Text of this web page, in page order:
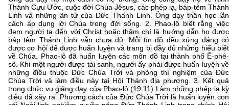
Thánh Cựu Ước, cuộc đời Chúa Jêsus, các phép lạ, báp-têm Thánh
Linh và những ân tứ của Đức Thánh Linh. Ông dạy thần học lẫn
cách áp dụng lời Chúa trong đời sống. 2. Phao-lô biết rằng việc
đem người ta đến với Christ hoặc thậm chí là hướng dẫn họ được
báp têm Thánh Linh vẫn chưa đủ. Mỗi tín đồ đều xứng đáng có
được cơ hội để được huấn luyện và trang bị đầy đủ những hiểu biết
về Chúa. Phao-lô đã huấn luyện các môn đồ tại thành phố Ê-phê-
sô. Khi một người được tái sanh, người ấy phải được huấn luyện về
những điều thuộc Đức Chúa Trời và phòng thí nghiệm của Đức
Chúa Trời và làm điều này tại Hội Thánh địa phương. 3. Kết quả
trong chức vụ giảng dạy của Phao-lô (19:11) Làm những phép lạ kỳ
diệu đã xãy ra. Phương cách của Đức Chúa Trời là huấn luyện con